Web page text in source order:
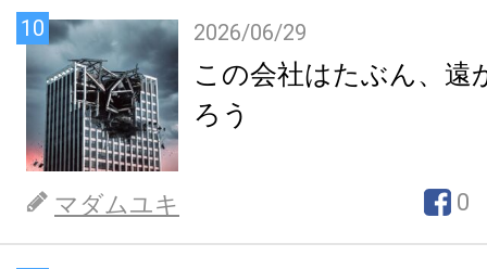
10 2026/06/29
この会社はたぶん、遠
ろう
マダムユキ 0